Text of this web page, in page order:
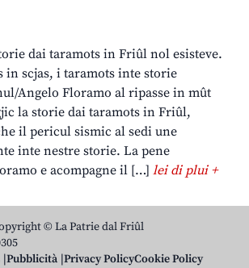
dai taramots in Friûl nol esisteve.
in scjas, i taramots inte storie
Angelo Floramo al ripasse in mût
la storie dai taramots in Friûl,
il pericul sismic al sedi une
inte nestre storie. La pene
e acompagne il […] lei di plui +
© La Patrie dal Friûl
Pubblicità Privacy PolicyCookie Policy